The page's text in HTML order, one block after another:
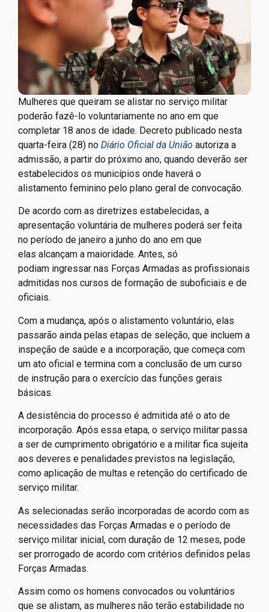
Mulheres que queiram se alistar no serviço militar
poderão fazê-lo voluntariamente no ano em que
completar 18 anos de idade. Decreto publicado nesta
quarta-feira (28) no Diário Oficial da União autoriza a
admissão, a partir do próximo ano, quando deverão ser
estabelecidos os municípios onde haverá o
alistamento feminino pelo plano geral de convocação.
De acordo com as diretrizes estabelecidas, a
apresentação voluntária de mulheres poderá ser feita
no período de janeiro a junho do ano em que
elas alcançam a maioridade. Antes, só
podiam ingressar nas Forças Armadas as profissionais
admitidas nos cursos de formação de suboficiais e de
oficiais.
Com a mudança, após o alistamento voluntário, elas
passarão ainda pelas etapas de seleção, que incluem a
inspeção de saúde e a incorporação, que começa com
um ato oficial e termina com a conclusão de um curso
de instrução para o exercício das funções gerais
básicas.
A desistência do processo é admitida até o ato de
incorporação. Após essa etapa, o serviço militar passa
a ser de cumprimento obrigatório e a militar fica sujeita
aos deveres e penalidades previstos na legislação,
como aplicação de multas e retenção do certificado de
serviço militar.
As selecionadas serão incorporadas de acordo com as
necessidades das Forças Armadas e o período de
serviço militar inicial, com duração de 12 meses, pode
ser prorrogado de acordo com critérios definidos pelas
Forças Armadas.
Assim como os homens convocados ou voluntários
que se alistam, as mulheres não terão estabilidade no